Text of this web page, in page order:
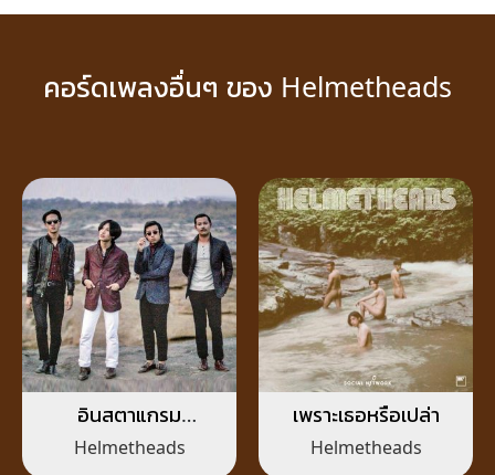
คอร์ดเพลงอื่นๆ ของ Helmetheads
อินสตาแกรม
(INSTAGRAM)
Helmetheads
เพราะเธอหรือเปล่า
Helmetheads